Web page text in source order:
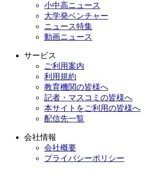
小中高ニュース
大学発ベンチャー
ニュース特集
動画ニュース
サービス
ご利用案内
利用規約
教育機関の皆様へ
記者・マスコミの皆様へ
本サイトをご利用の皆様へ
配信先一覧
会社情報
会社概要
プライバシーポリシー